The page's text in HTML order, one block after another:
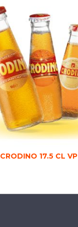
CRODINO 17.5 CL VP